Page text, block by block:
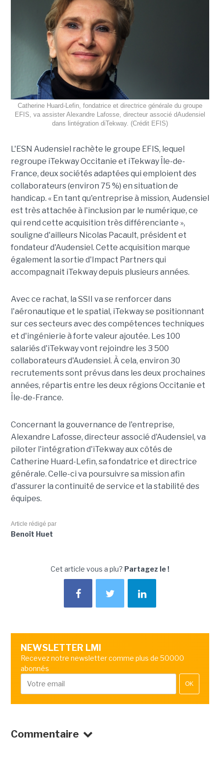
Catherine Huard-Lefin, fondatrice et directrice générale du groupe
EFIS, va assister Alexandre Lafosse, directeur associé dAudensiel
dans lintégration diTekway. (Crédit EFIS)
L'ESN Audensiel rachète le groupe EFIS, lequel
regroupe iTekway Occitanie et iTekway Île-de-
France, deux sociétés adaptées qui emploient des
collaborateurs (environ 75 %) en situation de
handicap. « En tant qu'entreprise à mission, Audensiel
est très attachée à l'inclusion par le numérique, ce
qui rend cette acquisition très différenciante »,
souligne d'ailleurs Nicolas Pacault, président et
fondateur d'Audensiel. Cette acquisition marque
également la sortie d'Impact Partners qui
accompagnait iTekway depuis plusieurs années.
Avec ce rachat, la SSII va se renforcer dans
l'aéronautique et le spatial, iTekway se positionnant
sur ces secteurs avec des compétences techniques
et d'ingénierie à forte valeur ajoutée. Les 100
salariés d'iTekway vont rejoindre les 3 500
collaborateurs d'Audensiel. À cela, environ 30
recrutements sont prévus dans les deux prochaines
années, répartis entre les deux régions Occitanie et
Île-de-France.
Concernant la gouvernance de l'entreprise,
Alexandre Lafosse, directeur associé d'Audensiel, va
piloter l'intégration d'iTekway aux côtés de
Catherine Huard-Lefin, sa fondatrice et directrice
générale. Celle-ci va poursuivre sa mission afin
d'assurer la continuité de service et la stabilité des
équipes.
Article rédigé par
Benoît Huet
Cet article vous a plu? Partagez le !
NEWSLETTER LMI
Recevez notre newsletter comme plus de 50000
abonnés
OK
Commentaire